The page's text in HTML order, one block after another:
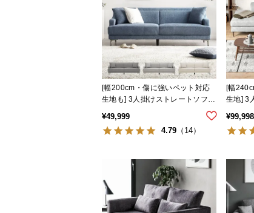
[幅200cm・傷に強いペット対応
生地も] 3人掛けストレートソファ
¥49,999
4.79 （14）
[幅
生地] 3
¥99,998